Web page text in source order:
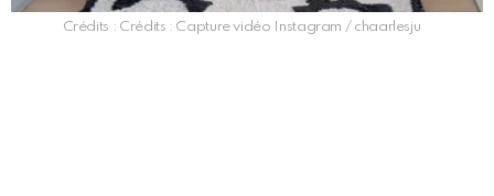
Crédits : Crédits : Capture vidéo Instagram / chaarlesju